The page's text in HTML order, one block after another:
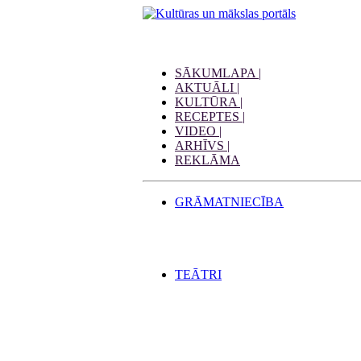
SĀKUMLAPA |
AKTUĀLI |
KULTŪRA |
RECEPTES |
VIDEO |
ARHĪVS |
REKLĀMA
GRĀMATNIECĪBA
TEĀTRI